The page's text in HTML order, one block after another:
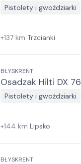
Pistolety i gwożdziarki
+137 km Trzcianki
BŁYSKRENT
Osadzak Hilti DX 76
Pistolety i gwożdziarki
+144 km Lipsko
BŁYSKRENT